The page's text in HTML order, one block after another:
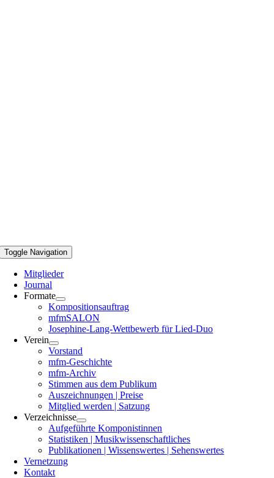
Toggle Navigation
Mitglieder
Journal
Formate
Kompositionsauftrag
mfmSALON
Josephine-Lang-Wettbewerb für Lied-Duo
Verein
Vorstand
mfm-Geschichte
mfm-Archiv
Stimmen aus dem Publikum
Auszeichnungen | Preise
Mitglied werden | Satzung
Verzeichnisse
Aufgeführte Komponistinnen
Statistiken | Musikwissenschaftliches
Publikationen | Wissenswertes | Sehenswertes
Vernetzung
Kontakt